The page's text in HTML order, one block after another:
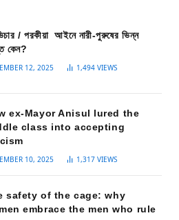
/ পরকীয়া আইনে নারী-পুরুষের ভিন্ন
কেন?
12, 2025 1,494 VIEWS
ex-Mayor Anisul lured the
class into accepting
10, 2025 1,317 VIEWS
safety of the cage: why
embrace the men who rule